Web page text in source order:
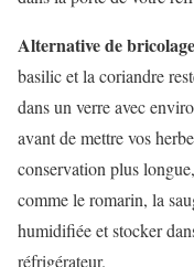
Alternative de
basilic et la coriandre
dans un verre avec
avant de mettre vos
conservation plus
comme le romarin, la
humidifiée et stocker
réfrigérateur.